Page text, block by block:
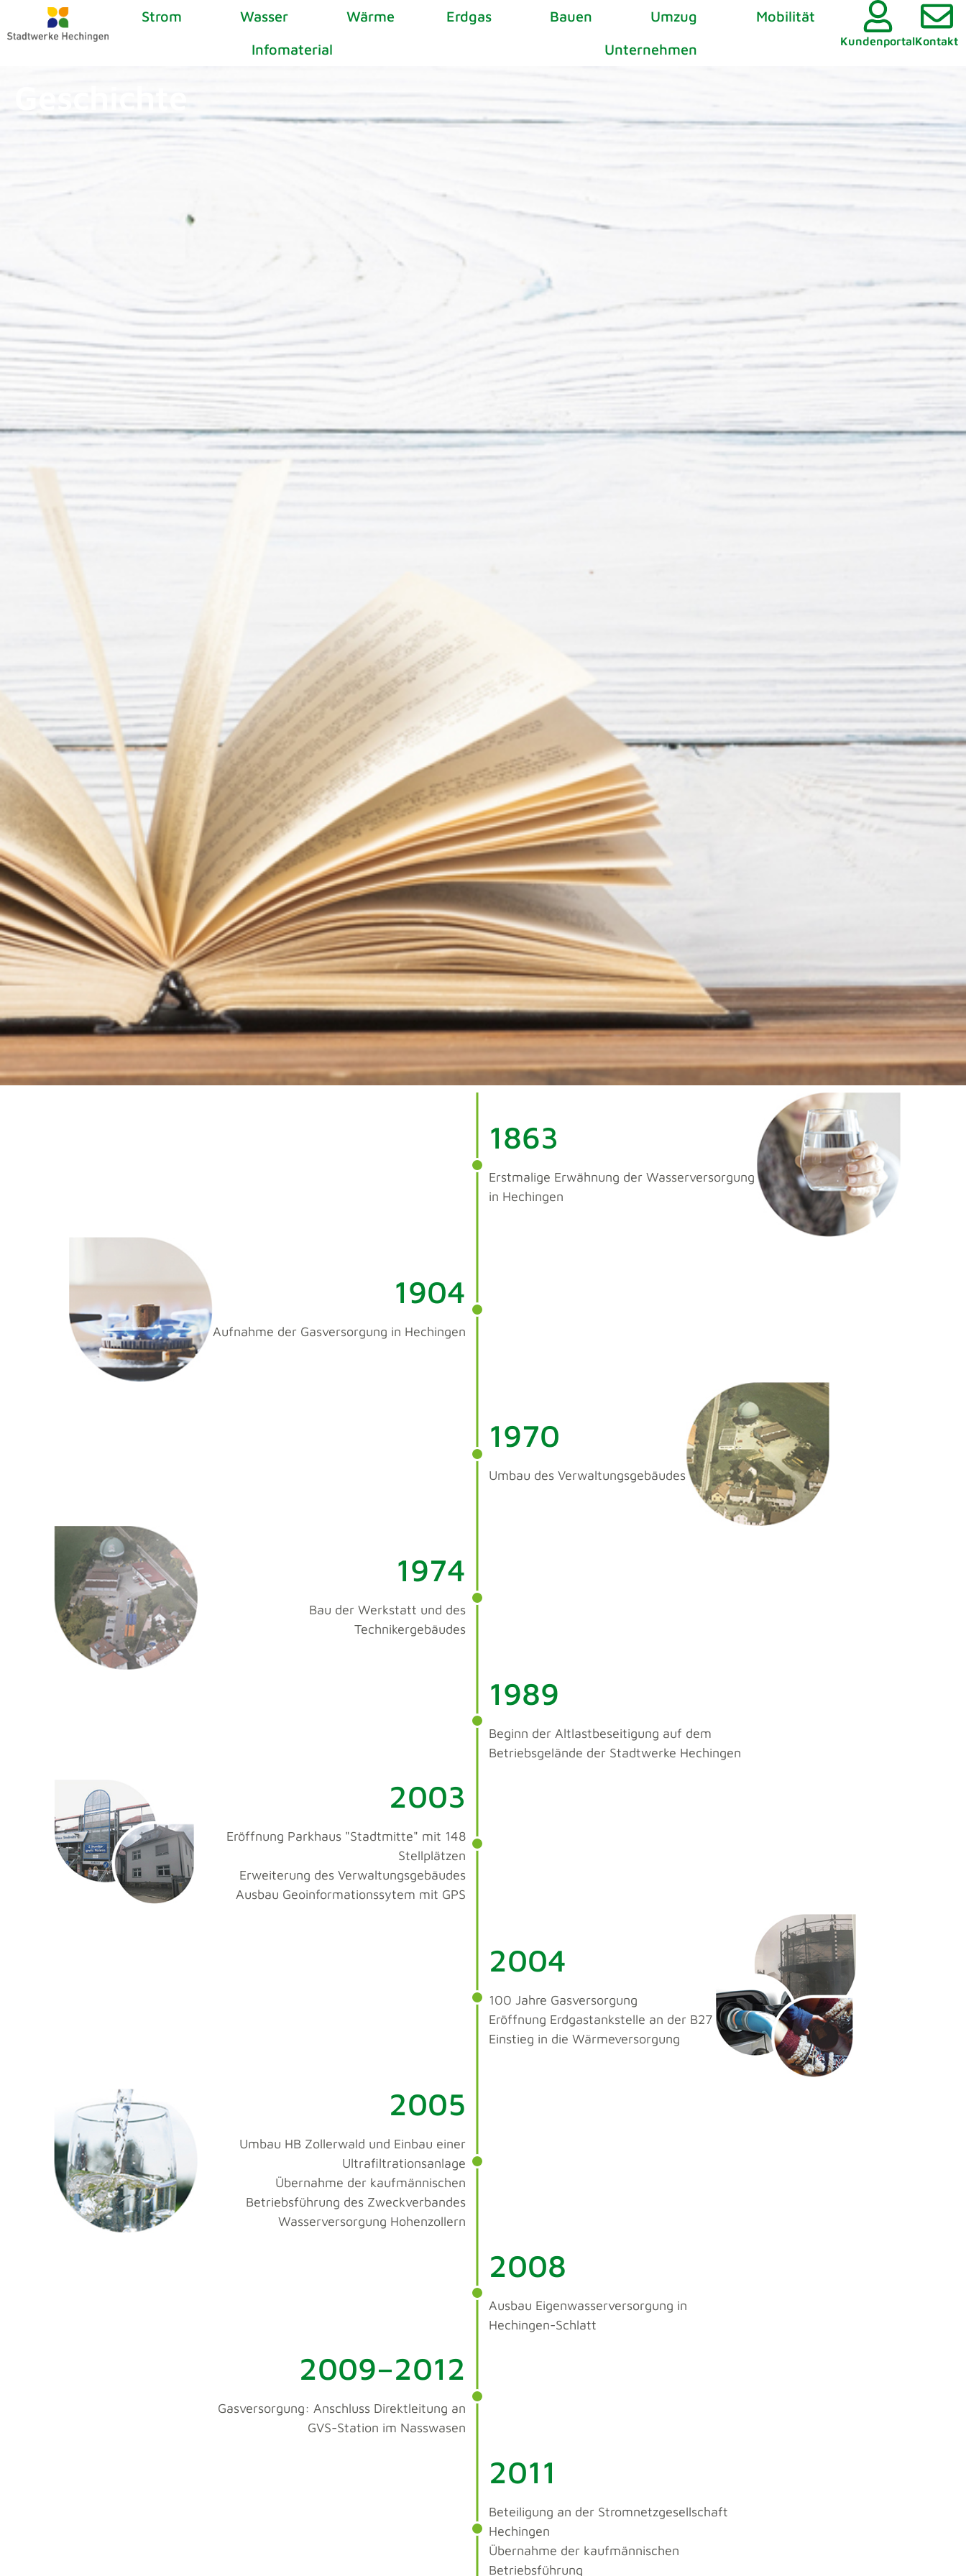
Strom Wasser Wärme Erdgas Bauen Umzug
Mobilität
Infomaterial
Unternehmen KundenportalKontakt
Geschichte
1863
Erstmalige Erwähnung der Wasserversorgung
in Hechingen
1904
Aufnahme der Gasversorgung in Hechingen
1970
Umbau des Verwaltungsgebäudes
1974
Bau der Werkstatt und des
Technikergebäudes
1989
Beginn der Altlastbeseitigung auf dem
Betriebsgelände der Stadtwerke Hechingen
2003
Eröffnung Parkhaus "Stadtmitte" mit 148
Stellplätzen
Erweiterung des Verwaltungsgebäudes
Ausbau Geoinformationssytem mit GPS
2004
100 Jahre Gasversorgung
Eröffnung Erdgastankstelle an der B27
Einstieg in die Wärmeversorgung
2005
Umbau HB Zollerwald und Einbau einer
Ultrafiltrationsanlage
Übernahme der kaufmännischen
Betriebsführung des Zweckverbandes
Wasserversorgung Hohenzollern
2008
Ausbau Eigenwasserversorgung in
Hechingen-Schlatt
2009–2012
Gasversorgung: Anschluss Direktleitung an
GVS-Station im Nasswasen
2011
Beteiligung an der Stromnetzgesellschaft
Hechingen
Übernahme der kaufmännischen
Betriebsführung